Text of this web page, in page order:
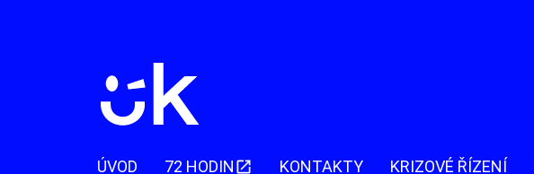
ÚVOD 72 HODIN KONTAKTY KRIZOVÉ ŘÍZENÍ